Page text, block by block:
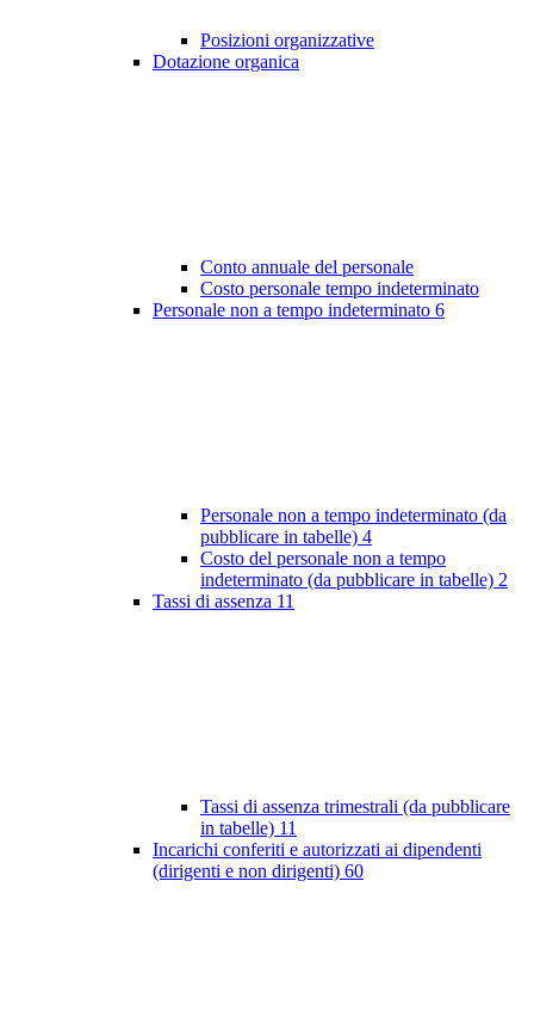
Posizioni organizzative
Dotazione organica
Conto annuale del personale
Costo personale tempo indeterminato
Personale non a tempo indeterminato 6
Personale non a tempo indeterminato (da
pubblicare in tabelle) 4
Costo del personale non a tempo
indeterminato (da pubblicare in tabelle) 2
Tassi di assenza 11
Tassi di assenza trimestrali (da pubblicare
in tabelle) 11
Incarichi conferiti e autorizzati ai dipendenti
(dirigenti e non dirigenti) 60